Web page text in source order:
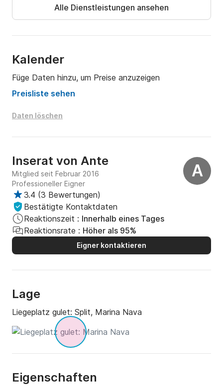
verfügt über einen großen Esstisch und eine voll
Alle Dienstleistungen ansehen
Kalender
Füge Daten hinzu, um Preise anzuzeigen
Preisliste sehen
Daten löschen
A
Inserat von Ante
Mitglied seit Februar 2016
Professioneller Eigner
3.4 (3 Bewertungen)
Bestätigte Kontaktdaten
Reaktionszeit : Innerhalb eines Tages
Reaktionsrate : Höher als 95%
Eigner kontaktieren
Lage
Liegeplatz gulet: Split, Marina Nava
Eigenschaften